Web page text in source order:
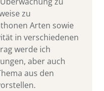
zu
Arten sowie
in verschiedenen
werde ich
aber auch
aus den